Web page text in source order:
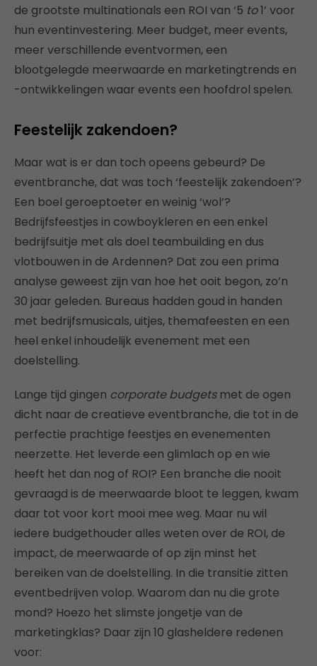
de grootste multinationals een ROI van ‘5 to1’ voor
hun eventinvestering. Meer budget, meer events,
meer verschillende eventvormen, een
blootgelegde meerwaarde en marketingtrends en
-ontwikkelingen waar events een hoofdrol spelen.
Feestelijk zakendoen?
Maar wat is er dan toch opeens gebeurd? De
eventbranche, dat was toch ‘feestelijk zakendoen’?
Een boel geroeptoeter en weinig ‘wol’?
Bedrijfsfeestjes in cowboykleren en een enkel
bedrijfsuitje met als doel teambuilding en dus
vlotbouwen in de Ardennen? Dat zou een prima
analyse geweest zijn van hoe het ooit begon, zo’n
30 jaar geleden. Bureaus hadden goud in handen
met bedrijfsmusicals, uitjes, themafeesten en een
heel enkel inhoudelijk evenement met een
doelstelling.
Lange tijd gingen corporate budgetsmet de ogen
dicht naar de creatieve eventbranche, die tot in de
perfectie prachtige feestjes en evenementen
neerzette. Het leverde een glimlach op en wie
heeft het dan nog of ROI? Een branche die nooit
gevraagd is de meerwaarde bloot te leggen, kwam
daar tot voor kort mooi mee weg. Maar nu wil
iedere budgethouder alles weten over de ROI, de
impact, de meerwaarde of op zijn minst het
bereiken van de doelstelling. In die transitie zitten
eventbedrijven volop. Waarom dan nu die grote
mond? Hoezo het slimste jongetje van de
marketingklas? Daar zijn 10 glasheldere redenen
voor: